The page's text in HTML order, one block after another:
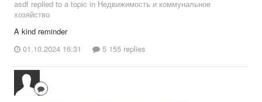
asdf replied to a topic in Недвижимость и коммунальное
хозяйство
A kind reminder
01.10.2024 16:31
5 155 replies